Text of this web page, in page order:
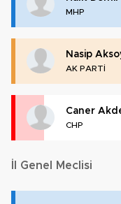
MHP
Nasip
AK PARTİ
Caner
CHP
İl Genel Meclisi